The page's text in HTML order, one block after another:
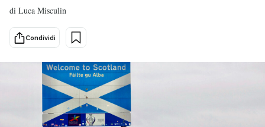
Cultura
Economia
Sport
PODCAST
di Luca Misculin
Condividi